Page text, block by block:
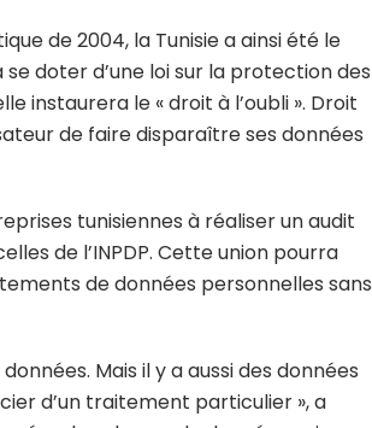
de 2004, la Tunisie a ainsi été le
doter d’une loi sur la protection des
instaurera le « droit à l’oubli ». Droit
de faire disparaître ses données
tunisiennes à réaliser un audit
de l’INPDP. Cette union pourra
de données personnelles sans
Mais il y a aussi des données
d’un traitement particulier », a